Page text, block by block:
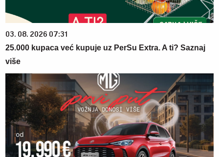
03. 08. 2026 07:31
25.000 kupaca već kupuje uz PerSu Extra. A ti? Saznaj
više